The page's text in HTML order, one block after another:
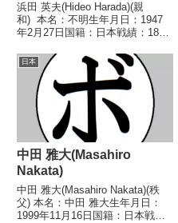
浜田 英夫(Hideo Harada)(親
和) 本名：不明生年月日：1947
年2月27日国籍：日本戦績：18戦
ル】なし 【戦歴】(年月日不
明) ○8R判定 (採点不明) 山下
達人(サイトウ)196...
日本
中田 雅大(Masahiro
Nakata)
中田 雅大(Masahiro Nakata)(秩
父) 本名：中田 雅大生年月日：
1999年11月16日国籍：日本戦